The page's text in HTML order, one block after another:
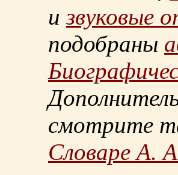
извуковые
подобраны
смотрите
Словаре А.